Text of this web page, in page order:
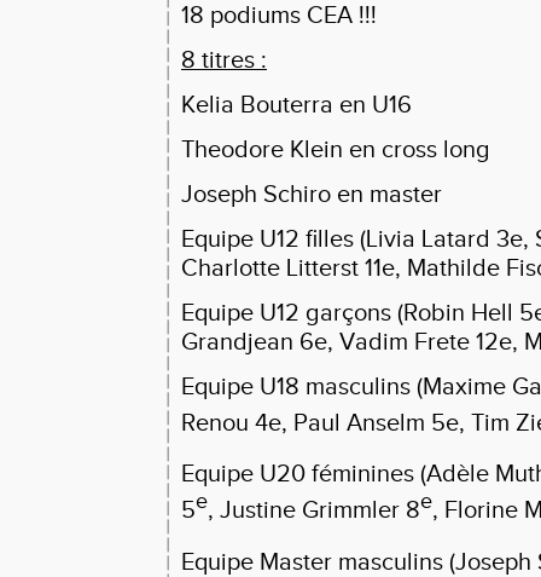
18 podiums CEA !!!
8 titres :
Kelia Bouterra en U16
Theodore Klein en cross long
Joseph Schiro en master
Equipe U12 filles (Livia Latard 3e,
Charlotte Litterst 11e, Mathilde
Equipe U12 garçons (Robin Hell
Grandjean 6e, Vadim Frete 12e,
Equipe U18 masculins (Maxime
Renou 4e, Paul Anselm 5e, Tim
Equipe U20 féminines (Adèle
5e, Justine Grimmler 8e, Florine
Equipe Master masculins (Joseph